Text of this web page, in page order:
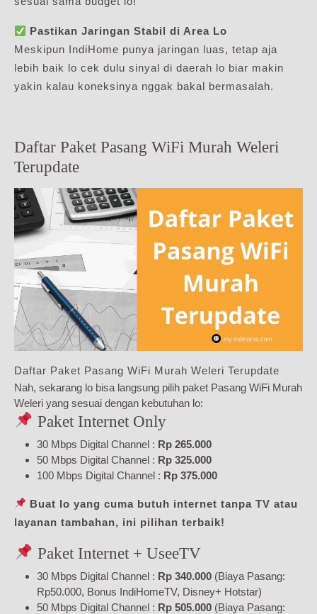
Pastikan Jaringan Stabil di Area Lo
Meskipun IndiHome punya jaringan luas, tetap aja
lebih baik lo cek dulu sinyal di daerah lo biar makin
yakin kalau koneksinya nggak bakal bermasalah.
Daftar Paket Pasang WiFi Murah Weleri
Terupdate
Daftar Paket Pasang WiFi Murah Weleri Terupdate
Nah, sekarang lo bisa langsung pilih paket Pasang WiFi Murah
Weleri yang sesuai dengan kebutuhan lo:
Paket Internet Only
30 Mbps Digital Channel : Rp 265.000
50 Mbps Digital Channel : Rp 325.000
100 Mbps Digital Channel : Rp 375.000
Buat lo yang cuma butuh internet tanpa TV atau
layanan tambahan, ini pilihan terbaik!
Paket Internet + UseeTV
30 Mbps Digital Channel : Rp 340.000 (Biaya Pasang:
Rp50.000, Bonus IndiHomeTV, Disney+ Hotstar)
50 Mbps Digital Channel : Rp 505.000 (Biaya Pasang: